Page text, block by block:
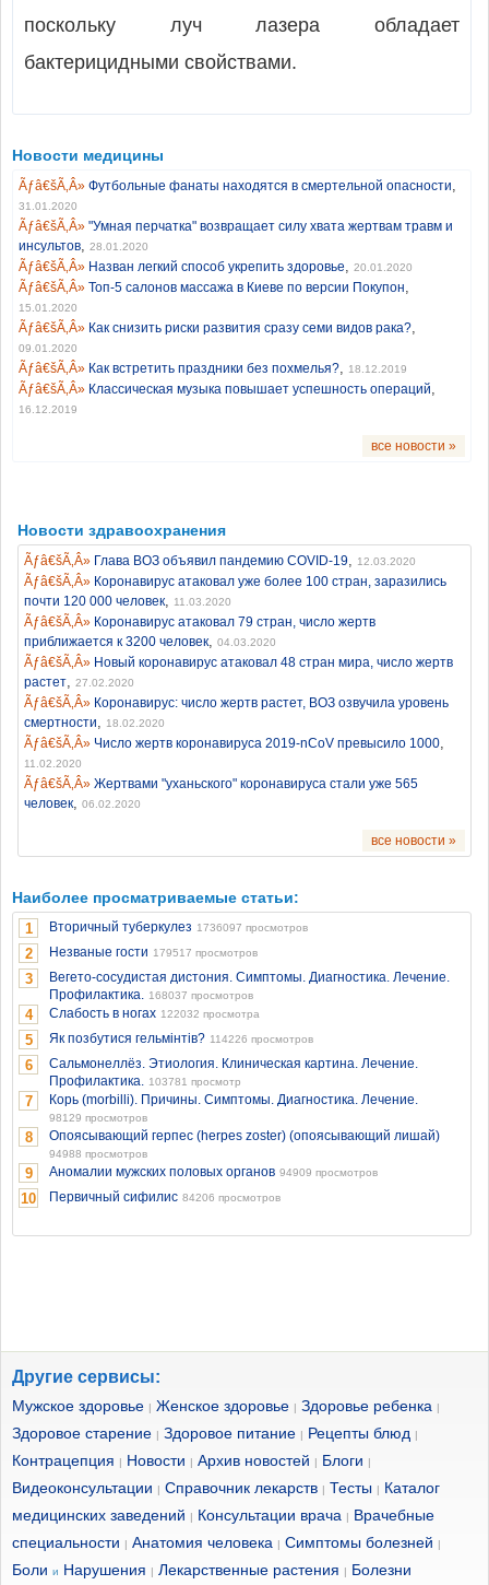
поскольку луч лазера обладает
бактерицидными свойствами.
Новости медицины
Футбольные фанаты находятся в смертельной опасности,
31.01.2020
"Умная перчатка" возвращает силу хвата жертвам травм и
инсультов, 28.01.2020
Назван легкий способ укрепить здоровье, 20.01.2020
Топ-5 салонов массажа в Киеве по версии Покупон,
15.01.2020
Как снизить риски развития сразу семи видов рака?,
09.01.2020
Как встретить праздники без похмелья?, 18.12.2019
Классическая музыка повышает успешность операций,
16.12.2019
все новости »
Новости здравоохранения
Глава ВОЗ объявил пандемию COVID-19, 12.03.2020
Коронавирус атаковал уже более 100 стран, заразились
почти 120 000 человек, 11.03.2020
Коронавирус атаковал 79 стран, число жертв
приближается к 3200 человек, 04.03.2020
Новый коронавирус атаковал 48 стран мира, число жертв
растет, 27.02.2020
Коронавирус: число жертв растет, ВОЗ озвучила уровень
смертности, 18.02.2020
Число жертв коронавируса 2019-nCoV превысило 1000,
11.02.2020
Жертвами "уханьского" коронавируса стали уже 565
человек, 06.02.2020
все новости »
Наиболее просматриваемые статьи:
1 Вторичный туберкулез 1736097 просмотров
2 Незваные гости 179517 просмотров
3
Вегето-сосудистая дистония. Симптомы. Диагностика. Лечение.
Профилактика. 168037 просмотров
4 Слабость в ногах 122032 просмотра
5 Як позбутися гельмінтів? 114226 просмотров
6
Сальмонеллёз. Этиология. Клиническая картина. Лечение.
Профилактика. 103781 просмотр
7 Корь (morbilli). Причины. Симптомы. Диагностика. Лечение.
98129 просмотров
8 Опоясывающий герпес (herpes zoster) (опоясывающий лишай)
94988 просмотров
9 Аномалии мужских половых органов 94909 просмотров
10 Первичный сифилис 84206 просмотров
Другие сервисы:
Мужское здоровье | Женское здоровье | Здоровье ребенка |
Здоровое старение | Здоровое питание | Рецепты блюд |
Контрацепция | Новости | Архив новостей | Блоги |
Видеоконсультации | Справочник лекарств | Тесты | Каталог
медицинских заведений | Консультации врача | Врачебные
специальности | Анатомия человека | Симптомы болезней |
Боли и Нарушения | Лекарственные растения | Болезни